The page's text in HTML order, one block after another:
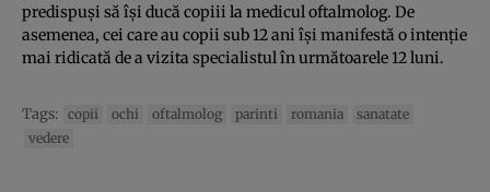
predispuși să își ducă copiii la medicul oftalmolog. De
asemenea, cei care au copii sub 12 ani își manifestă o intenție
mai ridicată de a vizita specialistul în următoarele 12 luni.
Tags: copii ochi oftalmolog parinti romania
sanatate
vedere